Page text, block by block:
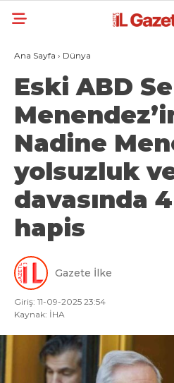
Ana Sayfa › Dünya
Eski ABD
Nadine
yolsuzluk
davasında
hapis
Gazete İlke
Giriş: 11-09-2025 23:54
Kaynak: İHA